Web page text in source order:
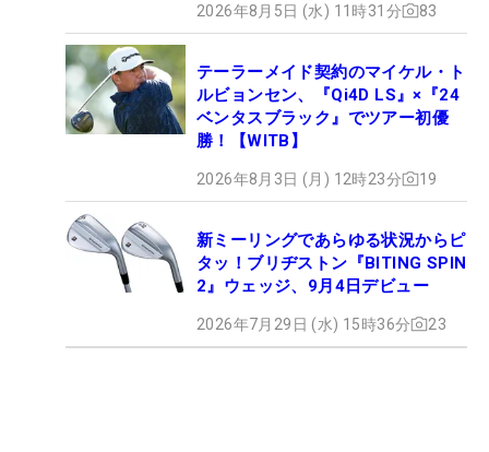
2026年8月5日 (水) 11時31分 83
テーラーメイド契約のマイケル・ト
ルビョンセン、『Qi4D LS』×『24
ベンタスブラック』でツアー初優
勝！【WITB】
2026年8月3日 (月) 12時23分 19
新ミーリングであらゆる状況からピ
タッ！ブリヂストン『BITING SPIN
2』ウェッジ、9月4日デビュー
2026年7月29日 (水) 15時36分 23